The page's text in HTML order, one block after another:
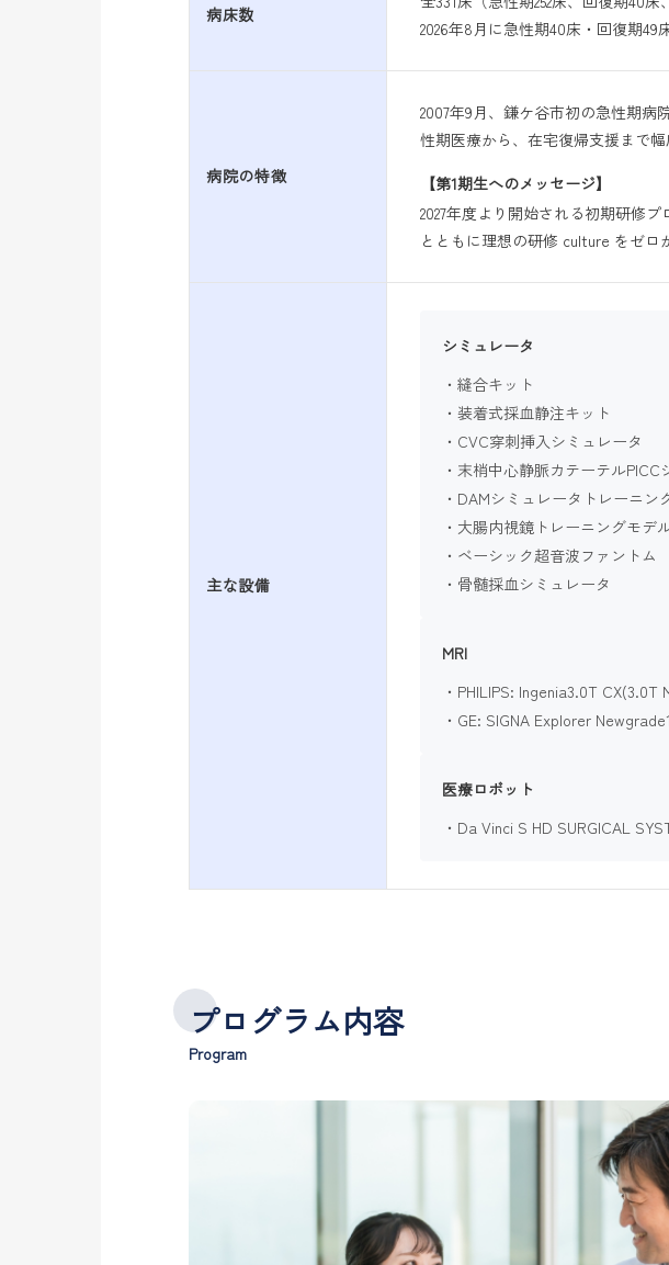
病床数
2026年8月に急性期40床・回復期49
病院の特徴
2007年9月、鎌ケ谷市初の急性期
性期医療から、在宅復帰支援まで幅
【第1期生へのメッセージ】
2027年度より開始される初期研修
とともに理想の研修 culture をゼロ
主な設備
シミュレータ
縫合キット
装着式採血静注キット
CVC穿刺挿入シミュレータ
末梢中心静脈カテーテルPICC
DAMシミュレータトレーニン
大腸内視鏡トレーニングモデ
ベーシック超音波ファントム
骨髄採血シミュレータ
MRI
PHILIPS: Ingenia3.0T CX(3.0T
GE: SIGNA Explorer
医療ロボット
Da Vinci S HD SURGICAL
プログラム内容
Program